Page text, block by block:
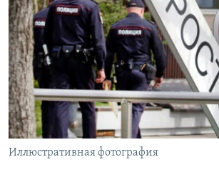
СИБИРЬ.РЕАЛИИ
РАСПИСАНИЕ ВЕЩАНИЯ
ПОДПИШИТЕСЬ НА РАССЫЛКУ
СОЦИАЛЬНЫЕ СЕТИ
Иллюстративная фотография